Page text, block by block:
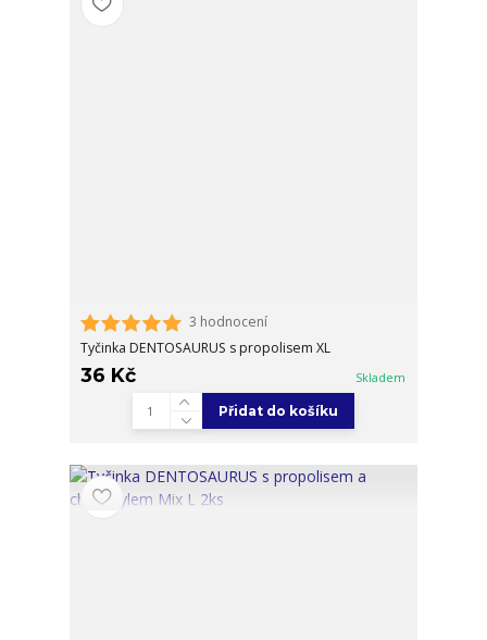
3 hodnocení
Tyčinka DENTOSAURUS s propolisem XL
36 Kč Skladem
Přidat do košíku